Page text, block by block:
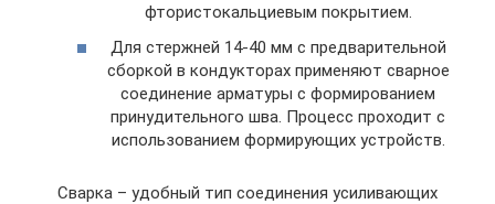
фтористокальциевым покрытием.
Для стержней 14-40 мм с предварительной
сборкой в кондукторах применяют сварное
соединение арматуры с формированием
принудительного шва. Процесс проходит с
использованием формирующих устройств.
Сварка – удобный тип соединения усиливающих